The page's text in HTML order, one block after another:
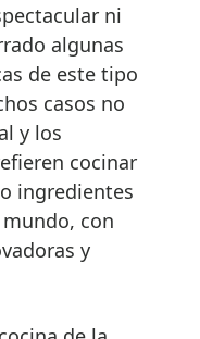
ni
algunas
de este tipo
casos no
y los
cocinar
ingredientes
con
y